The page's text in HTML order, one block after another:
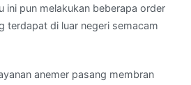
ini pun melakukan beberapa order
terdapat di luar negeri semacam
anemer pasang membran